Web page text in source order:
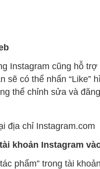
Instagram cũng hỗ
sẽ có thể nhấn “Like”
thể chỉnh sửa và
địa chỉ Instagram.com
khoản Instagram
phẩm” trong tài